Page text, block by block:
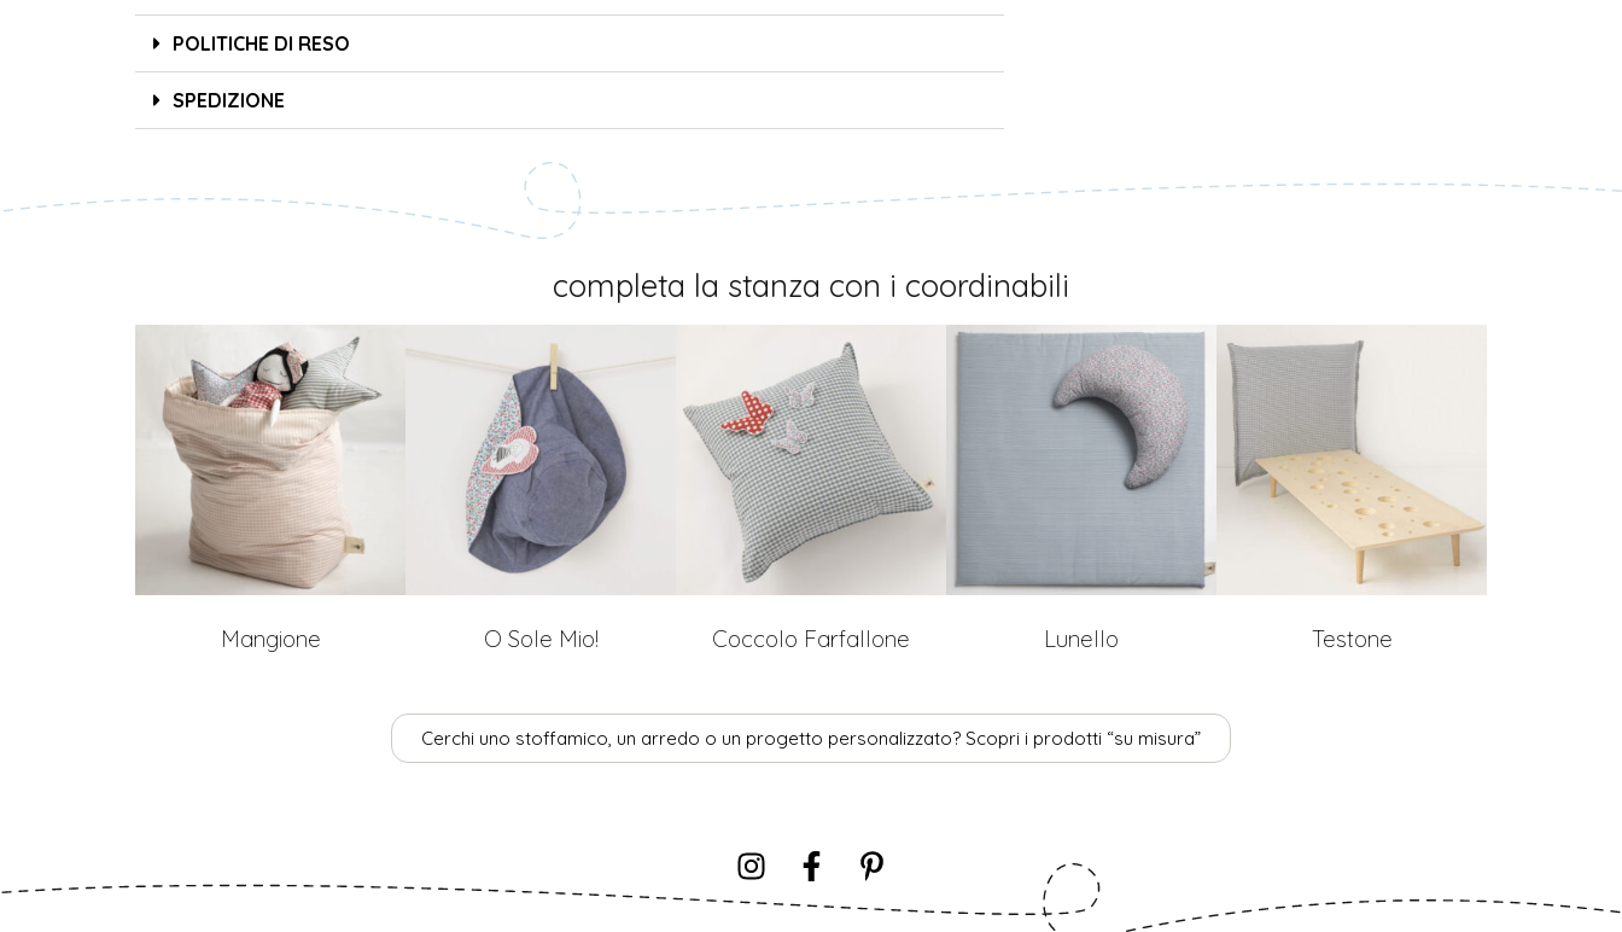
POLITICHE DI RESO
SPEDIZIONE
completa la stanza con i coordinabili
Mangione O Sole Mio! Coccolo Farfallone Lunello Testone
Cerchi uno stoffamico, un arredo o un progetto personalizzato? Scopri i prodotti “su misura”